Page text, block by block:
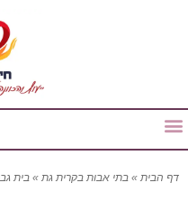
דף הבית » בתי אבות בקרית גת » בית